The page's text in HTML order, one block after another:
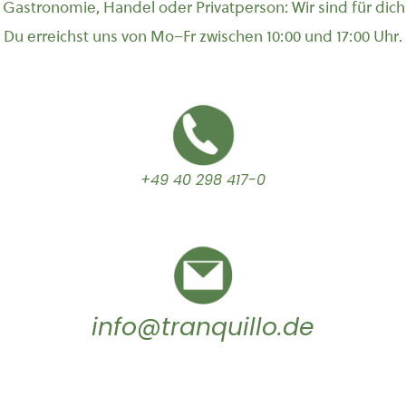
Handel oder Privatperson: Wir sind für
Du erreichst uns von Mo–Fr zwischen 10:00 und 17:00 Uhr.
+49 40 298 417-0
info@tranquillo.de